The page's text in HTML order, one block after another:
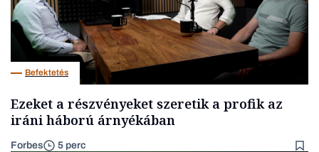
Befektetés
Ezeket a részvényeket szeretik a profik az
iráni háború árnyékában
Forbes 5 perc